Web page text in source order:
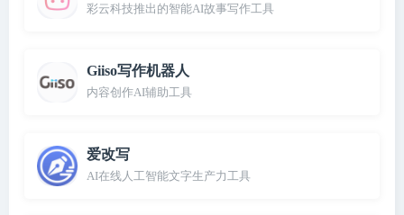
彩云科技推出的智能AI故事写作工具
Giiso写作机器人
内容创作AI辅助工具
爱改写
AI在线人工智能文字生产力工具